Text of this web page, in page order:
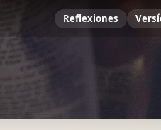
Reflexiones